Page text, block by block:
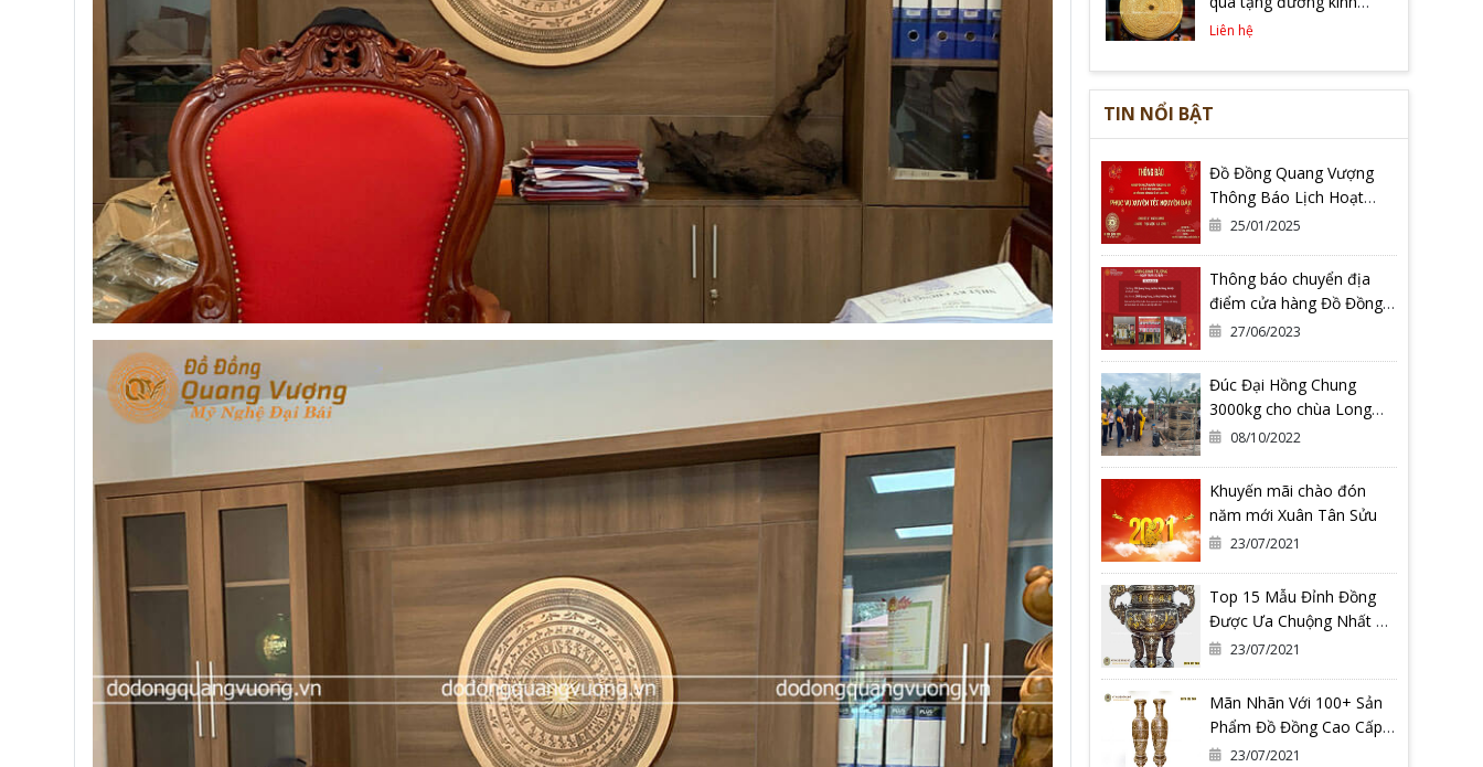
27cm mạ vàng 9999
Liên hệ
TIN NỔI BẬT
Đồ Đồng Quang Vượng
Thông Báo Lịch Hoạt
Động Tết Nguyên Đán Ất
25/01/2025
Thông báo chuyển địa
điểm cửa hàng Đồ Đồng
Quang Vượng Cơ Sở 2
27/06/2023
Đúc Đại Hồng Chung
3000kg cho chùa Long
Hoa Thiền Tự - Tỉnh Bình
08/10/2022
Khuyến mãi chào đón
năm mới Xuân Tân Sửu
23/07/2021
Top 15 Mẫu Đỉnh Đồng
Được Ưa Chuộng Nhất Có
Thể Bạn Đang Cần
23/07/2021
Mãn Nhãn Với 100+ Sản
Phẩm Đồ Đồng Cao Cấp
Tại Đồ Đồng Quang
23/07/2021